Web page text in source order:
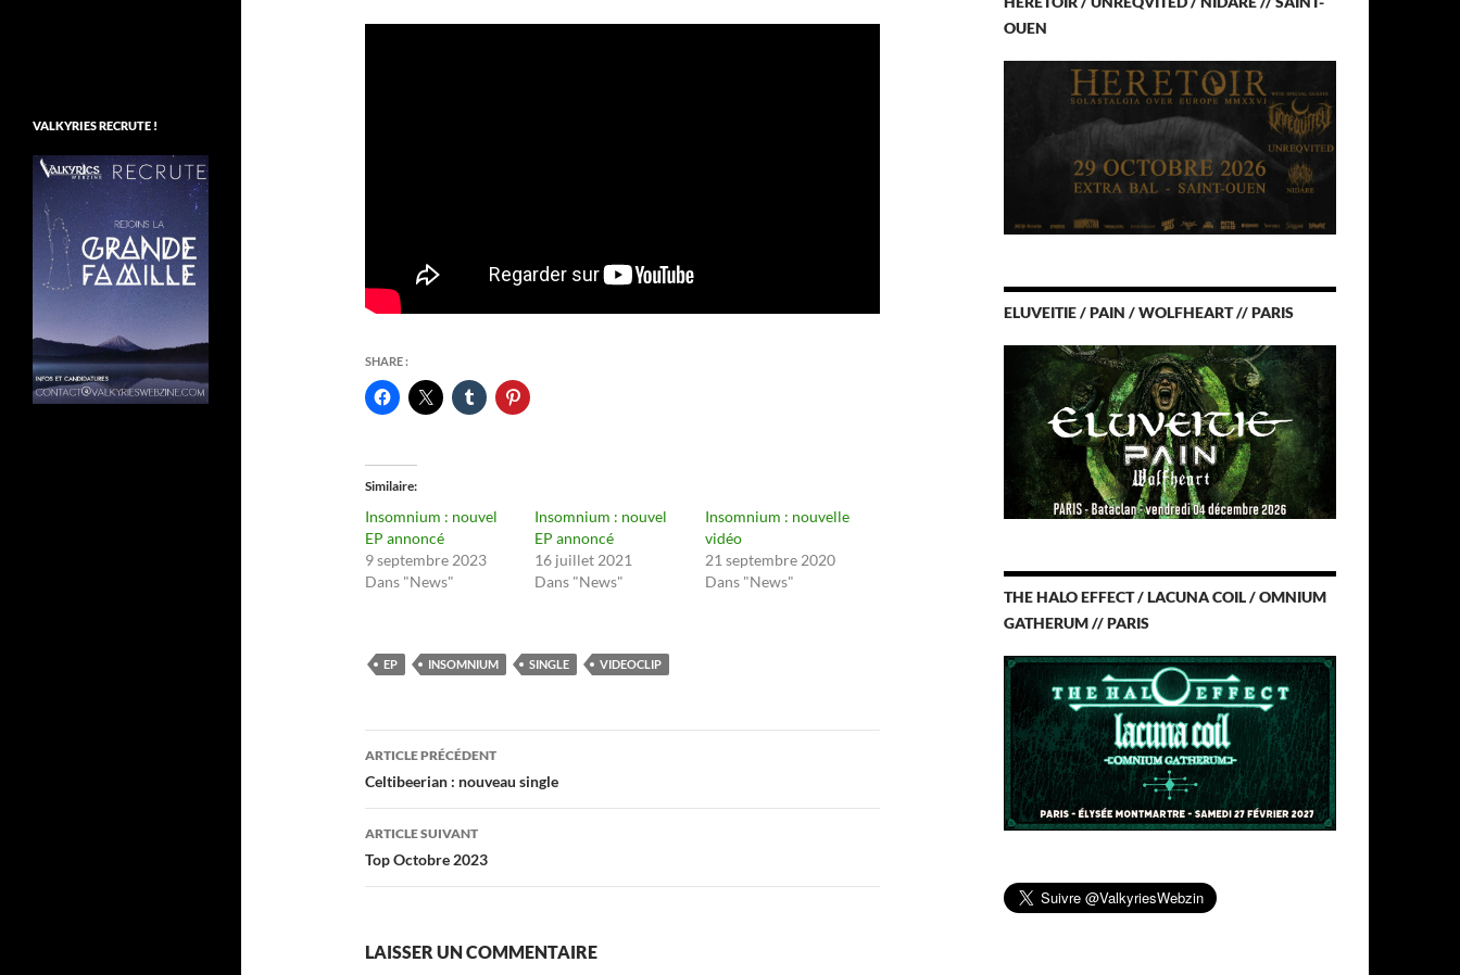
SHARE :
Similaire
Insomnium : nouvel
EP annoncé
9 septembre 2023
Dans "News"
Insomnium : nouvel
EP annoncé
16 juillet 2021
Dans "News"
Insomnium : nouvelle
vidéo
21 septembre 2020
Dans "News"
EP INSOMNIUM SINGLE VIDEOCLIP
Navigation
des
articles
ARTICLE PRÉCÉDENT
Celtibeerian : nouveau single
ARTICLE SUIVANT
Top Octobre 2023
LAISSER UN COMMENTAIRE
OUEN
ELUVEITIE / PAIN / WOLFHEART // PARIS
THE HALO EFFECT / LACUNA COIL / OMNIUM
GATHERUM // PARIS
VALKYRIES RECRUTE !